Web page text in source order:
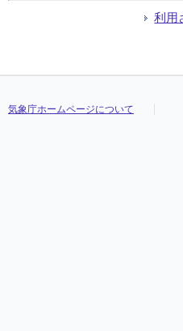
利用
気象庁ホームページについて